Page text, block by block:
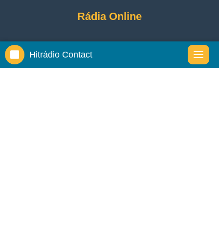
Rádia Online
Hitrádio Contact